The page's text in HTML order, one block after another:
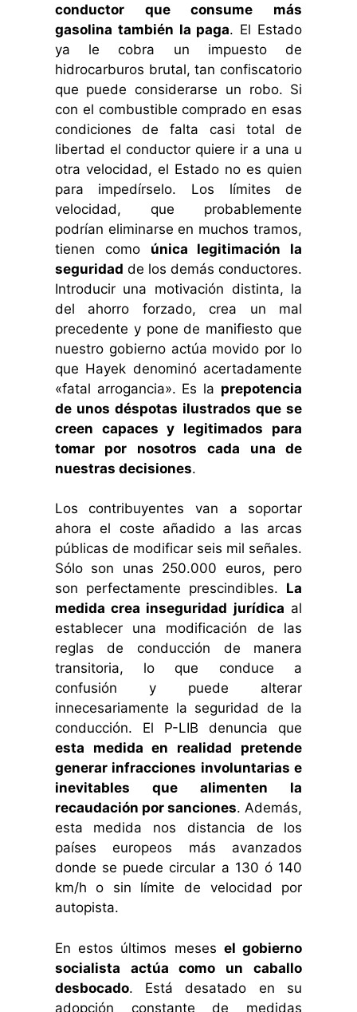
conductor que consume más
gasolina también la paga. El Estado
ya le cobra un impuesto de
hidrocarburos brutal, tan confiscatorio
que puede considerarse un robo. Si
con el combustible comprado en esas
condiciones de falta casi total de
libertad el conductor quiere ir a una u
otra velocidad, el Estado no es quien
para impedírselo. Los límites de
velocidad, que probablemente
podrían eliminarse en muchos tramos,
tienen como única legitimación la
seguridad de los demás conductores.
Introducir una motivación distinta, la
del ahorro forzado, crea un mal
precedente y pone de manifiesto que
nuestro gobierno actúa movido por lo
que Hayek denominó acertadamente
«fatal arrogancia». Es la prepotencia
de unos déspotas ilustrados que se
creen capaces y legitimados para
tomar por nosotros cada una de
nuestras decisiones.
Los contribuyentes van a soportar
ahora el coste añadido a las arcas
públicas de modificar seis mil señales.
Sólo son unas 250.000 euros, pero
son perfectamente prescindibles. La
medida crea inseguridad jurídica al
establecer una modificación de las
reglas de conducción de manera
transitoria, lo que conduce a
confusión y puede alterar
innecesariamente la seguridad de la
conducción. El P-LIB denuncia que
esta medida en realidad pretende
generar infracciones involuntarias e
inevitables que alimenten la
recaudación por sanciones. Además,
esta medida nos distancia de los
países europeos más avanzados
donde se puede circular a 130 ó 140
km/h o sin límite de velocidad por
autopista.
En estos últimos meses el gobierno
socialista actúa como un caballo
desbocado. Está desatado en su
adopción constante de medidas